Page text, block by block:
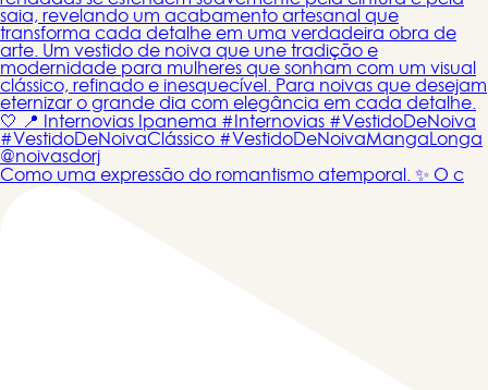
Como uma expressão do romantismo atemporal. ✨ O c